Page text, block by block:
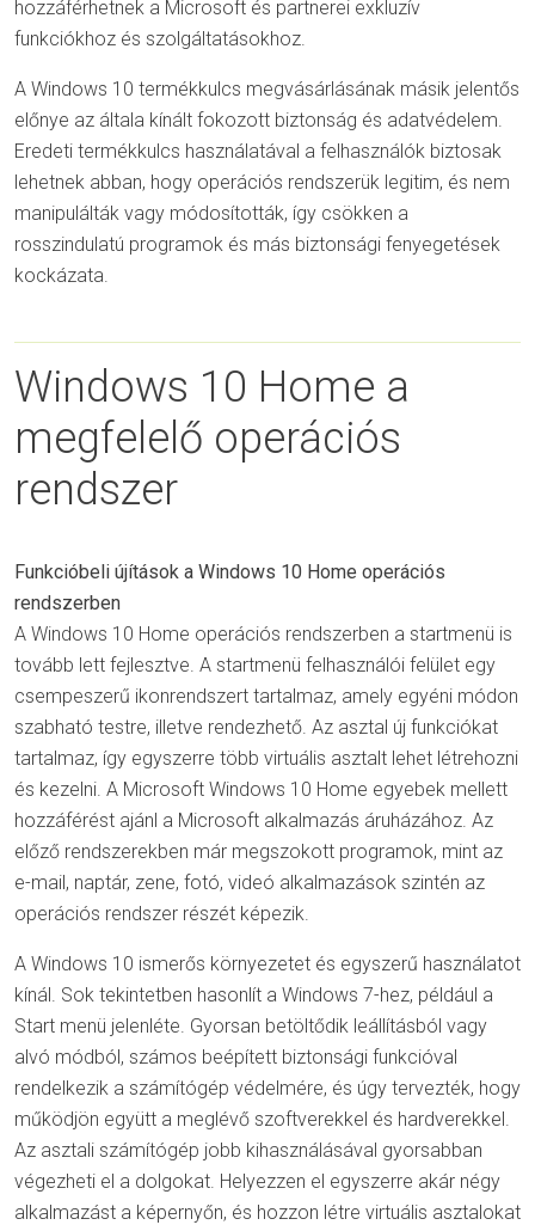
hozzáférhetnek a Microsoft és partnerei exkluzív
funkciókhoz és szolgáltatásokhoz.
A Windows 10 termékkulcs megvásárlásának másik jelentős
előnye az általa kínált fokozott biztonság és adatvédelem.
Eredeti termékkulcs használatával a felhasználók biztosak
lehetnek abban, hogy operációs rendszerük legitim, és nem
manipulálták vagy módosították, így csökken a
rosszindulatú programok és más biztonsági fenyegetések
kockázata.
Windows 10 Home a
megfelelő operációs
rendszer
Funkcióbeli újítások a Windows 10 Home operációs
rendszerben
A Windows 10 Home operációs rendszerben a startmenü is
tovább lett fejlesztve. A startmenü felhasználói felület egy
csempeszerű ikonrendszert tartalmaz, amely egyéni módon
szabható testre, illetve rendezhető. Az asztal új funkciókat
tartalmaz, így egyszerre több virtuális asztalt lehet létrehozni
és kezelni. A Microsoft Windows 10 Home egyebek mellett
hozzáférést ajánl a Microsoft alkalmazás áruházához. Az
előző rendszerekben már megszokott programok, mint az
e-mail, naptár, zene, fotó, videó alkalmazások szintén az
operációs rendszer részét képezik.
A Windows 10 ismerős környezetet és egyszerű használatot
kínál. Sok tekintetben hasonlít a Windows 7-hez, például a
Start menü jelenléte. Gyorsan betöltődik leállításból vagy
alvó módból, számos beépített biztonsági funkcióval
rendelkezik a számítógép védelmére, és úgy tervezték, hogy
működjön együtt a meglévő szoftverekkel és hardverekkel.
Az asztali számítógép jobb kihasználásával gyorsabban
végezheti el a dolgokat. Helyezzen el egyszerre akár négy
alkalmazást a képernyőn, és hozzon létre virtuális asztalokat